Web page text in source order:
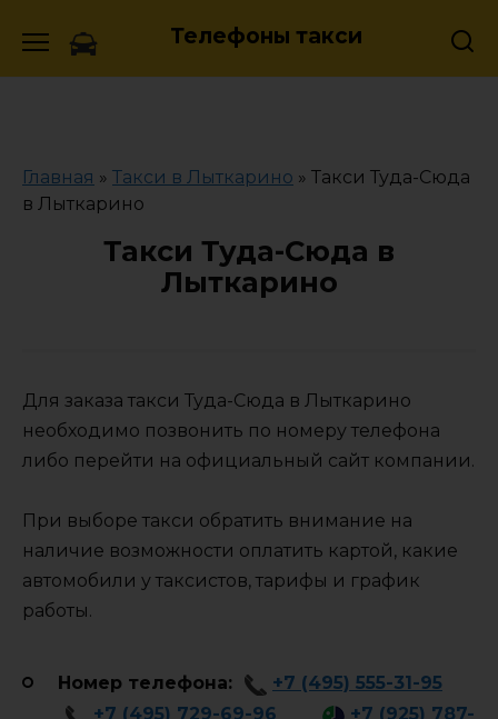
Телефоны такси
Главная » Такси в Лыткарино » Такси Туда-Сюда
в Лыткарино
Такси Туда-Сюда в
Лыткарино
Для заказа такси Туда-Сюда в Лыткарино
необходимо позвонить по номеру телефона
либо перейти на официальный сайт компании.
При выборе такси обратить внимание на
наличие возможности оплатить картой, какие
автомобили у таксистов, тарифы и график
работы.
Номер телефона:
+7 (495) 555-31-95
+7 (495) 729-69-96
+7 (925) 787-